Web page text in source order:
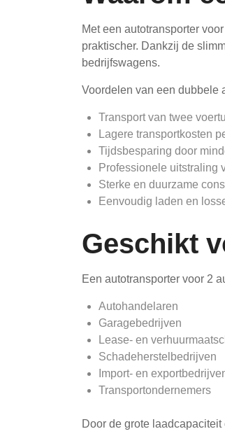
Met een autotransporter
praktischer. Dankzij de
bedrijfswagens.
Voordelen van een dubbele
Transport van twee
Lagere transportkosten
Tijdsbesparing door
Professionele uitstraling
Sterke en duurzame
Eenvoudig laden en
Geschikt
Een autotransporter voor 2
Autohandelaren
Garagebedrijven
Lease- en
Schadeherstelbedrijven
Import- en
Transportondernemers
Door de grote